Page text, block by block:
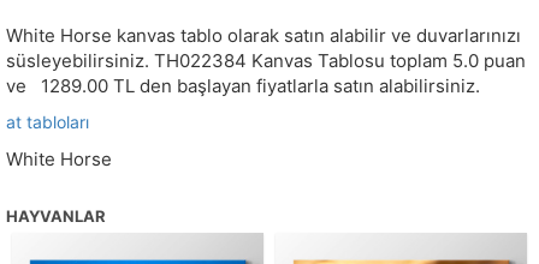
White Horse kanvas tablo olarak satın alabilir ve duvarlarınızı
süsleyebilirsiniz. TH022384 Kanvas Tablosu toplam 5.0 puan
ve
1289.00 TL den başlayan fiyatlarla satın alabilirsiniz.
at tabloları
White Horse
HAYVANLAR